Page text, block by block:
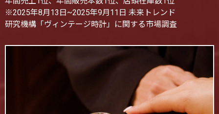
※2025年8月13日~2025年9月11日 未来トレンド
研究機構「ヴィンテージ時計」に関する市場調査